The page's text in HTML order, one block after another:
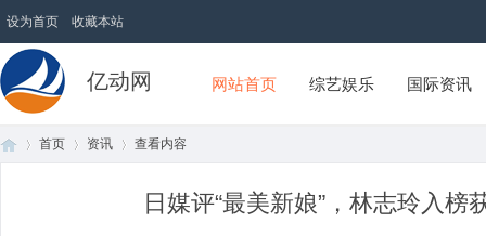
设为首页 收藏本站
亿动网 网站首页 综艺娱乐 国际资讯
首页 资讯 查看内容
日媒评“最美新娘”，林志玲入